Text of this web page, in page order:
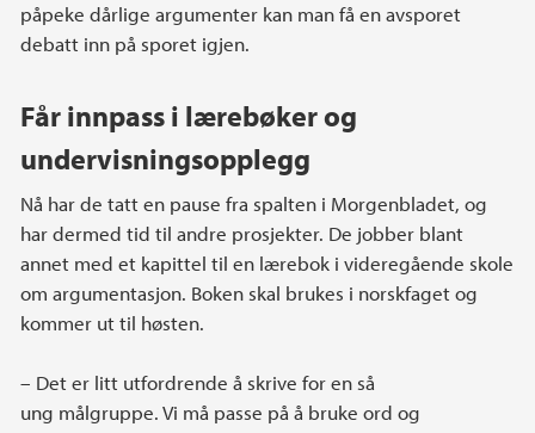
påpeke dårlige argumenter kan man få en avsporet
debatt inn på sporet igjen.
Får innpass i lærebøker og
undervisningsopplegg
Nå har de tatt en pause fra spalten i Morgenbladet, og
har dermed tid til andre prosjekter. De jobber blant
annet med et kapittel til en lærebok i videregående skole
om argumentasjon. Boken skal brukes i norskfaget og
kommer ut til høsten.
– Det er litt utfordrende å skrive for en så
ung målgruppe. Vi må passe på å bruke ord og